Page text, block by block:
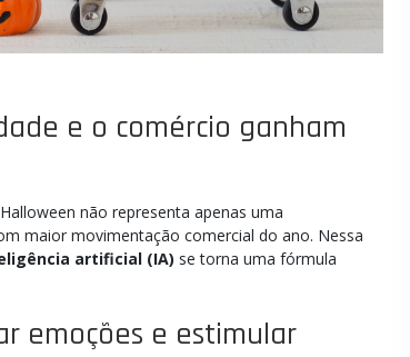
e o comércio ganham
não representa apenas uma
maior movimentação comercial do ano. Nessa
artificial (IA) se torna uma fórmula
emoções e estimular